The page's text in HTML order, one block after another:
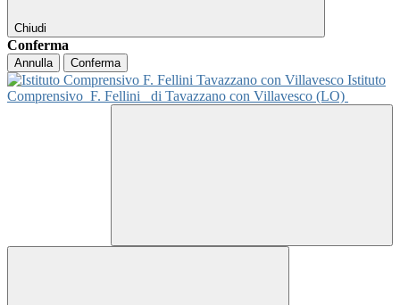
Chiudi
Conferma
Annulla Conferma
Istituto
Comprensivo F. Fellini di Tavazzano con Villavesco (LO)